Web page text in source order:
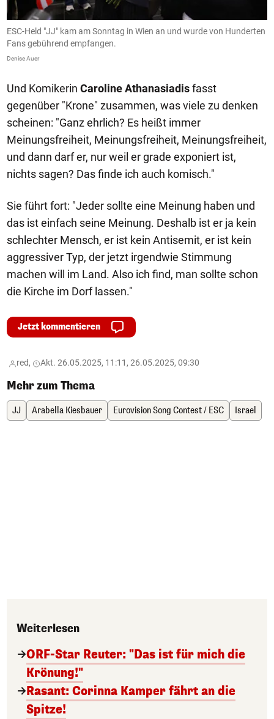
ESC-Held "JJ" kam am Sonntag in Wien an und wurde von Hunderten
Fans gebührend empfangen.
Denise Auer
Und Komikerin Caroline Athanasiadisfasst
gegenüber "Krone" zusammen, was viele zu denken
scheinen: "Ganz ehrlich? Es heißt immer
Meinungsfreiheit, Meinungsfreiheit, Meinungsfreiheit,
und dann darf er, nur weil er grade exponiert ist,
nichts sagen? Das finde ich auch komisch."
Sie führt fort: "Jeder sollte eine Meinung haben und
das ist einfach seine Meinung. Deshalb ist er ja kein
schlechter Mensch, er ist kein Antisemit, er ist kein
aggressiver Typ, der jetzt irgendwie Stimmung
machen will im Land. Also ich find, man sollte schon
die Kirche im Dorf lassen."
Jetzt kommentieren
red, Akt. 26.05.2025, 11:11, 26.05.2025, 09:30
Mehr zum Thema
JJ Arabella Kiesbauer Eurovision Song Contest / ESC Israel
Weiterlesen
ORF-Star Reuter: "Das ist für mich die
Krönung!"
Rasant: Corinna Kamper fährt an die
Spitze!